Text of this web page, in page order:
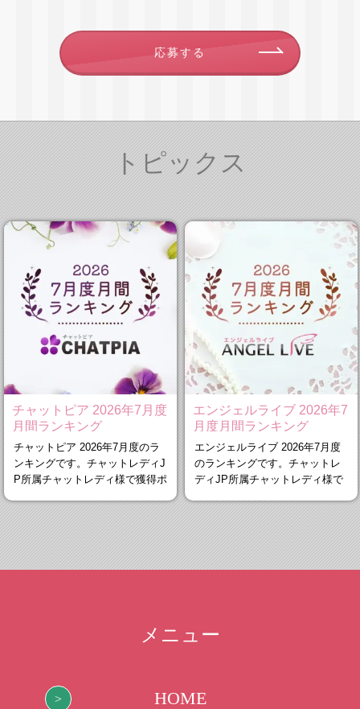
応募する
トピックス
チャットピア 2026年7月度
月間ランキング
チャットピア 2026年7月度のラ
ンキングです。チャットレディJ
P所属チャットレディ様で獲得ポ
エンジェルライブ 2026年7
月度月間ランキング
エンジェルライブ 2026年7月度
のランキングです。チャットレ
ディJP所属チャットレディ様で
メニュー
HOME